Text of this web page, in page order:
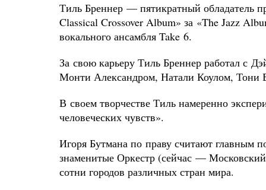
Тиль Бреннер — пятикратный обладатель
Classical Crossover Album» за «The Jazz
вокального ансамбля Take 6.
За свою карьеру Тиль Бреннер работал с
Монти Александром, Натали Коулом, Тони
В своем творчестве Тиль намеренно
человеческих чувств».
Игоря Бутмана по праву считают главным
знаменитые Оркестр (сейчас — Московский
сотни городов различных стран мира.